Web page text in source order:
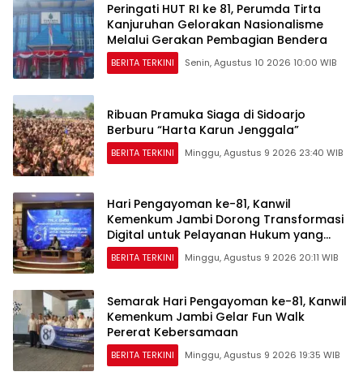
Peringati HUT RI ke 81, Perumda Tirta
Kanjuruhan Gelorakan Nasionalisme
Melalui Gerakan Pembagian Bendera
BERITA TERKINI Senin, Agustus 10 2026 10:00 WIB
Ribuan Pramuka Siaga di Sidoarjo
Berburu “Harta Karun Jenggala”
BERITA TERKINI Minggu, Agustus 9 2026 23:40 WIB
Hari Pengayoman ke-81, Kanwil
Kemenkum Jambi Dorong Transformasi
Digital untuk Pelayanan Hukum yang
Berdampak
BERITA TERKINI Minggu, Agustus 9 2026 20:11 WIB
Semarak Hari Pengayoman ke-81, Kanwil
Kemenkum Jambi Gelar Fun Walk
Pererat Kebersamaan
BERITA TERKINI Minggu, Agustus 9 2026 19:35 WIB